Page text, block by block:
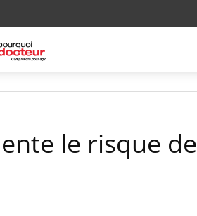
le risque de